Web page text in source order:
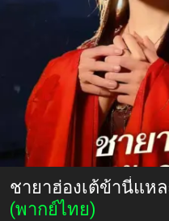
ชายาฮ่องเต้ข้านี่แห
(พากย์ไทย)